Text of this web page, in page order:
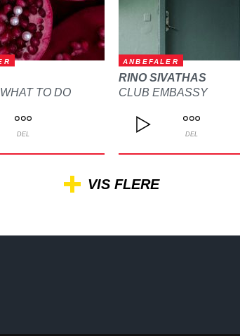
TO DO
DEL
ANBEFALER
RINO SIVATHAS
CLUB EMBASSY
DEL
VIS FLERE